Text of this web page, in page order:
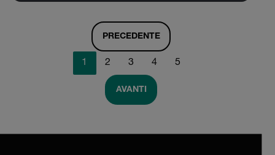
PRECEDENTE
1 2 3 4 5
AVANTI